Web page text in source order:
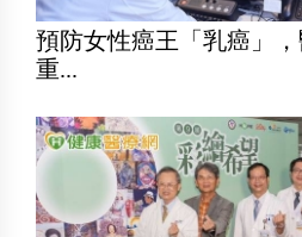
預防女性癌王「乳癌」
重...